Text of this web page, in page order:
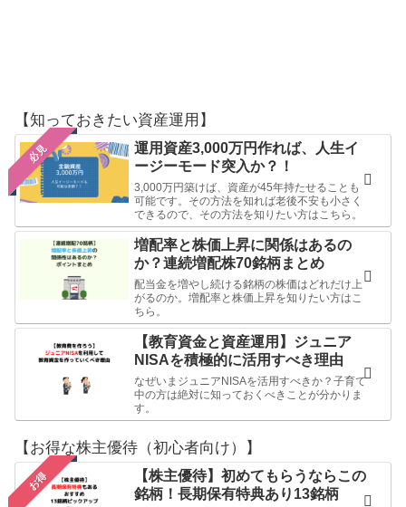
【知っておきたい資産運用】
必見
運用資産3,000万円作れば、人生イ
ージーモード突入か？！
3,000万円築けば、資産が45年持たせることも
可能です。その方法を知れば老後不安も小さく
できるので、その方法を知りたい方はこちら。
増配率と株価上昇に関係はあるの
か？連続増配株70銘柄まとめ
配当金を増やし続ける銘柄の株価はどれだけ上
がるのか。増配率と株価上昇を知りたい方はこ
ちら。
【教育資金と資産運用】ジュニア
NISAを積極的に活用すべき理由
なぜいまジュニアNISAを活用すべきか？子育て
中の方は絶対に知っておくべきことが分かりま
す。
【お得な株主優待（初心者向け）】
お得
【株主優待】初めてもらうならこの
銘柄！長期保有特典あり13銘柄